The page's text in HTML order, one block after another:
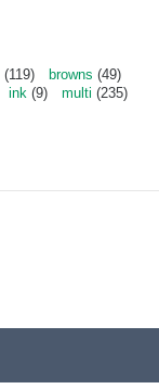
(119) browns (49)
ink (9) multi (235)